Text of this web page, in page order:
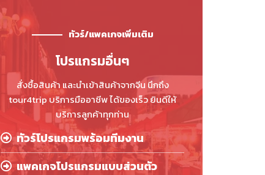
ทัวร์/แพคเกจเพิ่มเติม
โปรแกรมอื่นๆ
สั่งซื้อสินค้า และนำเข้าสินค้าจากจีน นึกถึง
tour4trip บริการมืออาชีพ ได้ของเร็ว ยินดีให้
บริการลูกค้าทุกท่าน
ทัวร์โปรแกรมพร้อมทีมงาน
แพคเกจโปรแกรมแบบส่วนตัว